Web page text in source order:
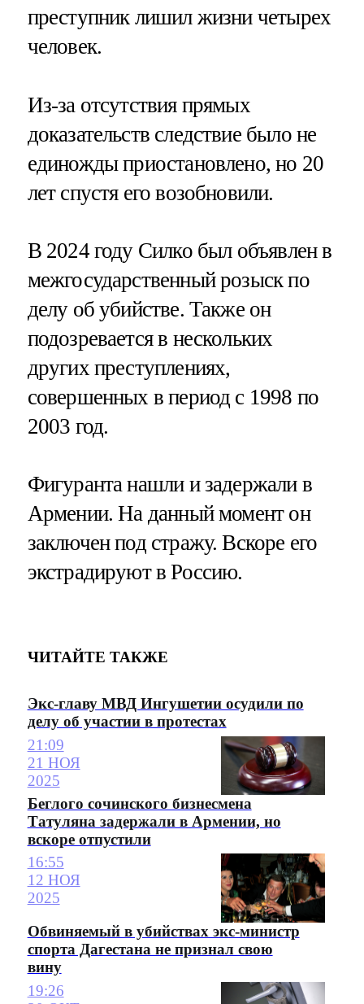
преступник лишил жизни четырех
человек.
Из-за отсутствия прямых
доказательств следствие было не
единожды приостановлено, но 20
лет спустя его возобновили.
В 2024 году Силко был объявлен в
межгосударственный розыск по
делу об убийстве. Также он
подозревается в нескольких
других преступлениях,
совершенных в период с 1998 по
2003 год.
Фигуранта нашли и задержали в
Армении. На данный момент он
заключен под стражу. Вскоре его
экстрадируют в Россию.
ЧИТАЙТЕ ТАКЖЕ
Экс-главу МВД Ингушетии осудили по
делу об участии в протестах
21:09
21 НОЯ
2025
Беглого сочинского бизнесмена
Татуляна задержали в Армении, но
вскоре отпустили
16:55
12 НОЯ
2025
Обвиняемый в убийствах экс-министр
спорта Дагестана не признал свою
вину
19:26